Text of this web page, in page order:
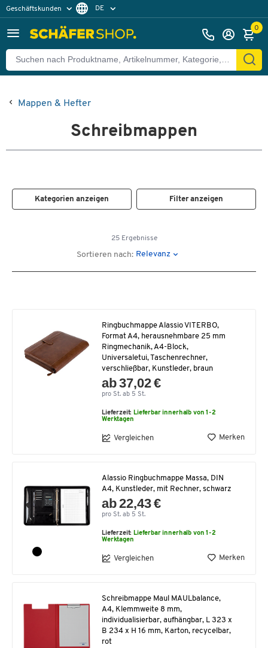
Geschäftskunden DE
0
Mappen & Hefter
Schreibmappen
Kategorien anzeigen Filter anzeigen
25 Ergebnisse
Sortieren nach: Relevanz
Ringbuchmappe Alassio VITERBO,
Format A4, herausnehmbare 25 mm
Ringmechanik, A4-Block,
Universaletui, Taschenrechner,
verschließbar, Kunstleder, braun
ab 37,02 €
pro St. ab 5 St.
Lieferzeit: Lieferbar innerhalb von 1-2
Werktagen
Vergleichen Merken
Alassio Ringbuchmappe Massa, DIN
A4, Kunstleder, mit Rechner, schwarz
ab 22,43 €
pro St. ab 5 St.
Lieferzeit: Lieferbar innerhalb von 1-2
Werktagen
Vergleichen Merken
Schreibmappe Maul MAULbalance,
A4, Klemmweite 8 mm,
individualisierbar, aufhängbar, L 323 x
B 234 x H 16 mm, Karton, recycelbar,
rot